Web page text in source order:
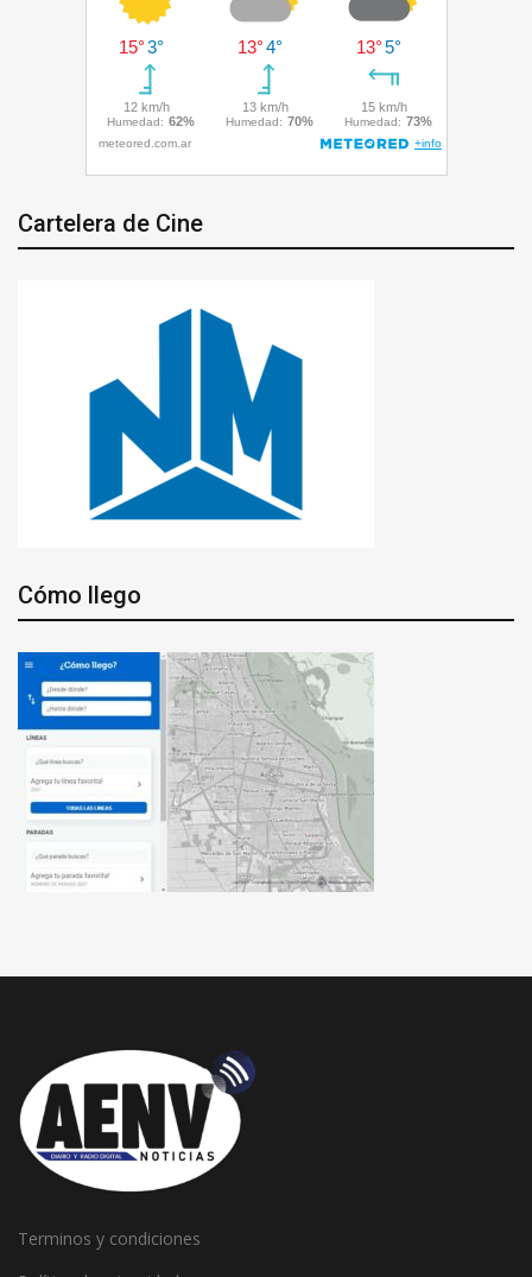
Cartelera de Cine
Cómo llego
Terminos y condiciones